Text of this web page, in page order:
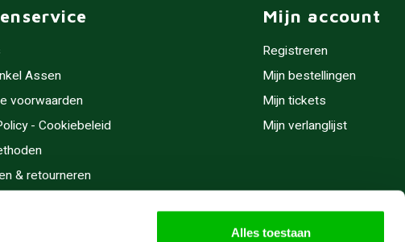
Alles toestaan
Assen
voorwaarden
- Cookiebeleid
& retourneren
Mijn account
Registreren
Mijn bestellingen
Mijn tickets
Mijn verlanglijst